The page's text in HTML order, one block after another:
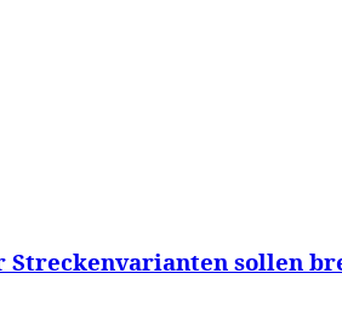
Streckenvarianten sollen